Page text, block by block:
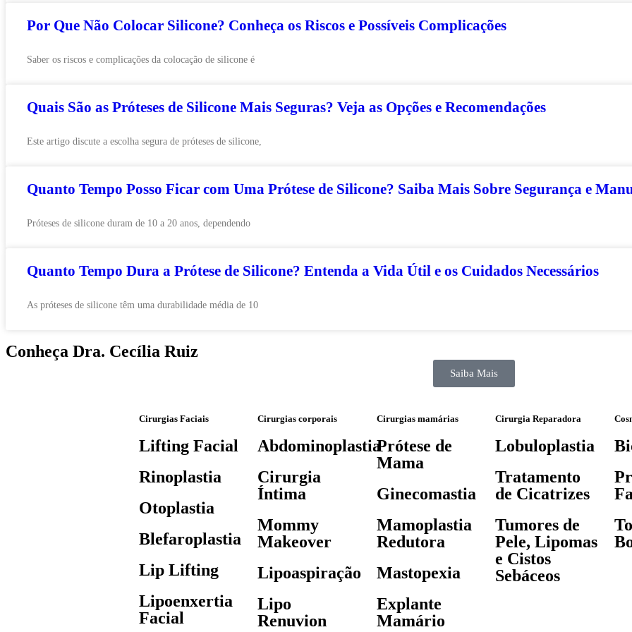
Por Que Não Colocar Silicone? Conheça os Riscos e Possíveis Complicações
Saber os riscos e complicações da colocação de silicone é
Quais São as Próteses de Silicone Mais Seguras? Veja as Opções e Recomendações
Este artigo discute a escolha segura de próteses de silicone,
Quanto Tempo Posso Ficar com Uma Prótese de Silicone? Saiba Mais Sobre Segurança e
Próteses de silicone duram de 10 a 20 anos, dependendo
Quanto Tempo Dura a Prótese de Silicone? Entenda a Vida Útil e os Cuidados Necessários
As próteses de silicone têm uma durabilidade média de 10
Conheça Dra. Cecília Ruiz
Saiba Mais
Cirurgias Faciais
Lifting Facial
Rinoplastia
Otoplastia
Blefaroplastia
Lip Lifting
Lipoenxertia
Facial
Cirurgias corporais
Abdominoplastia
Cirurgia
Íntima
Mommy
Makeover
Lipoaspiração
Lipo
Renuvion
Cirurgias mamárias
Prótese de
Mama
Ginecomastia
Mamoplastia
Redutora
Mastopexia
Explante
Mamário
Cirurgia Reparadora
Lobuloplastia
Tratamento
de Cicatrizes
Tumores de
Pele, Lipomas
e Cistos
Sebáceos